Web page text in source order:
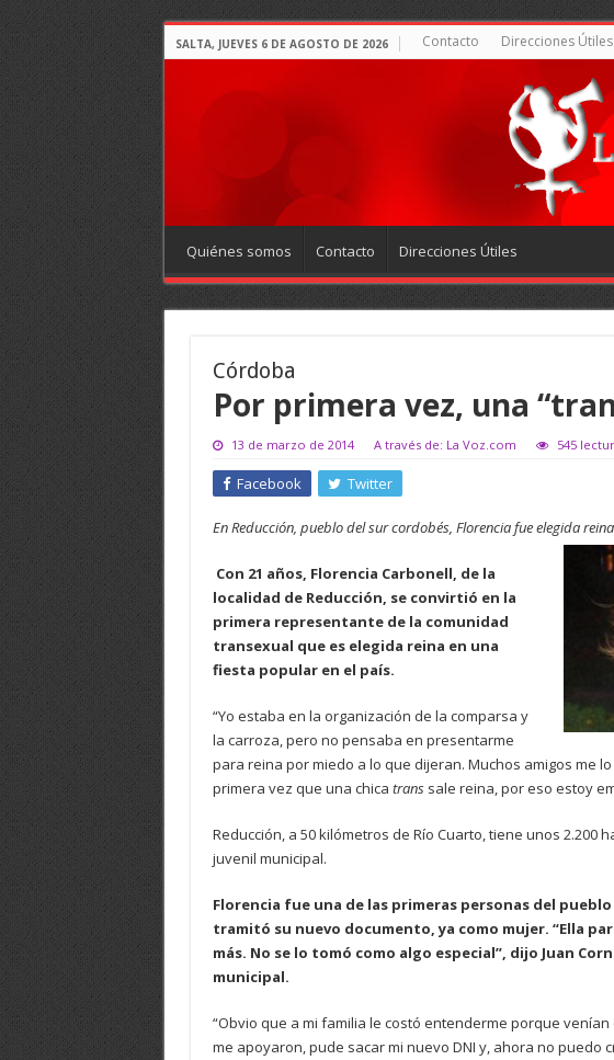
SALTA, JUEVES 6 DE AGOSTO DE 2026 Contacto Direcciones Útiles
Quiénes somos Contacto Direcciones Útiles
Córdoba
Por primera vez, una
13 de marzo de 2014 A través de: La Voz.com 545
Facebook Twitter
En Reducción, pueblo del sur cordobés, Florencia fue elegida
Con 21 años, Florencia Carbonell, de la
localidad de Reducción, se convirtió en la
primera representante de la comunidad
transexual que es elegida reina en una
fiesta popular en el país.
“Yo estaba en la organización de la comparsa y
la carroza, pero no pensaba en presentarme
para reina por miedo a lo que dijeran. Muchos amigos me
primera vez que una chica transsale reina, por eso estoy
Reducción, a 50 kilómetros de Río Cuarto, tiene unos 2.200
juvenil municipal.
Florencia fue una de las primeras personas del
tramitó su nuevo documento, ya como mujer. “Ella
más. No se lo tomó como algo especial”, dijo Juan
municipal.
“Obvio que a mi familia le costó entenderme porque
me apoyaron, pude sacar mi nuevo DNI y, ahora no puedo